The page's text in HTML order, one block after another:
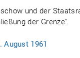
und der
der Grenze".
August 1961